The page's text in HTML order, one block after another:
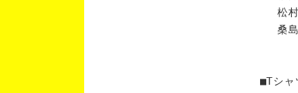
松
桑
■Tシャ